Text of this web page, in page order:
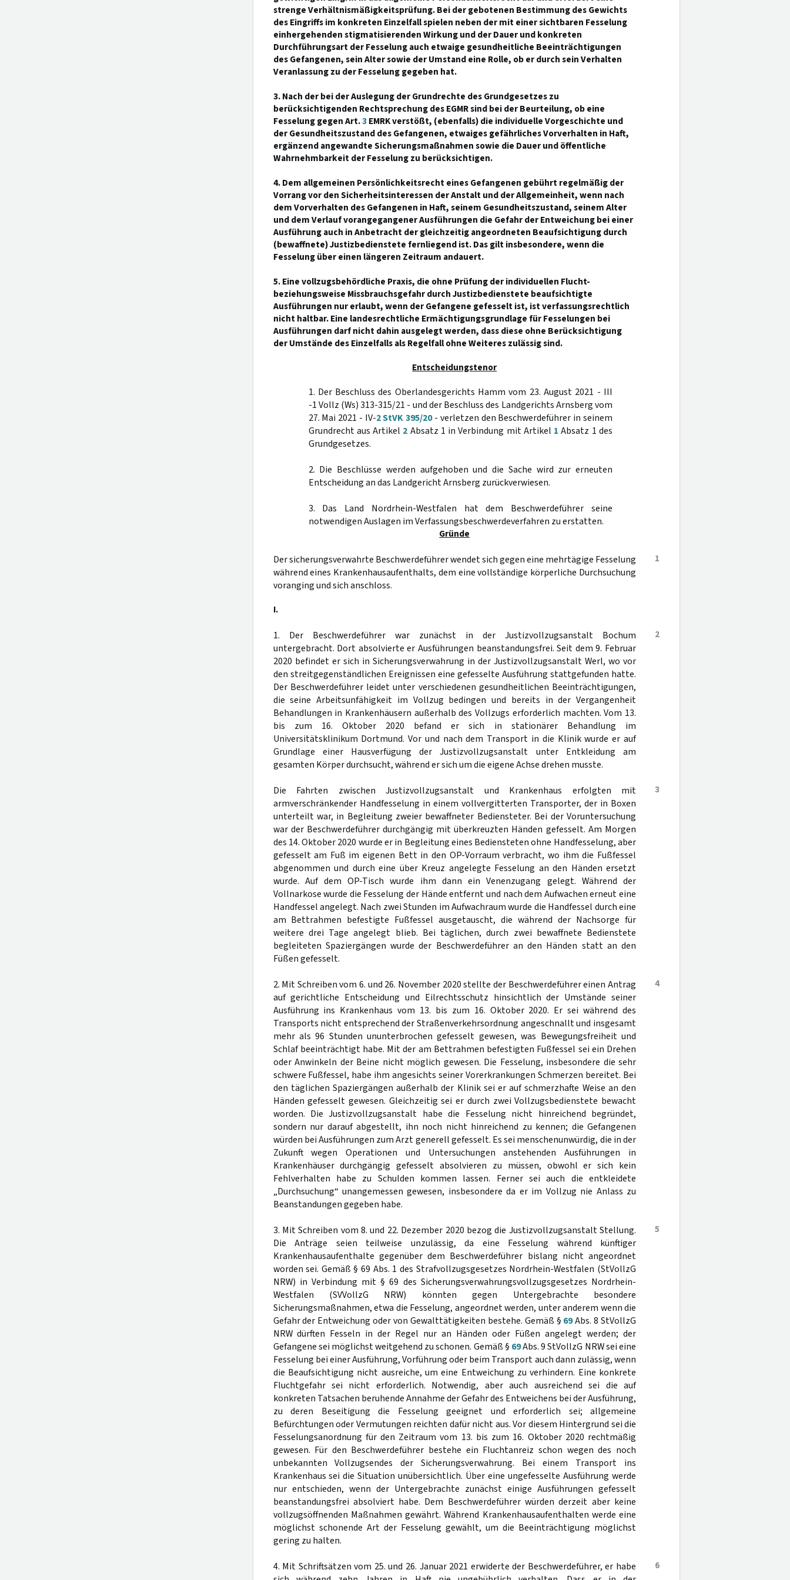
strenge Verhältnismäßigkeitsprüfung. Bei der gebotenen Bestimmung des Gewichts
des Eingriffs im konkreten Einzelfall spielen neben der mit einer sichtbaren Fesselung
einhergehenden stigmatisierenden Wirkung und der Dauer und konkreten
Durchführungsart der Fesselung auch etwaige gesundheitliche Beeinträchtigungen
des Gefangenen, sein Alter sowie der Umstand eine Rolle, ob er durch sein Verhalten
Veranlassung zu der Fesselung gegeben hat.
3. Nach der bei der Auslegung der Grundrechte des Grundgesetzes zu
berücksichtigenden Rechtsprechung des EGMR sind bei der Beurteilung, ob eine
Fesselung gegen Art.3EMRK verstößt, (ebenfalls) die individuelle Vorgeschichte und
der Gesundheitszustand des Gefangenen, etwaiges gefährliches Vorverhalten in Haft,
ergänzend angewandte Sicherungsmaßnahmen sowie die Dauer und öffentliche
Wahrnehmbarkeit der Fesselung zu berücksichtigen.
4. Dem allgemeinen Persönlichkeitsrecht eines Gefangenen gebührt regelmäßig der
Vorrang vor den Sicherheitsinteressen der Anstalt und der Allgemeinheit, wenn nach
dem Vorverhalten des Gefangenen in Haft, seinem Gesundheitszustand, seinem Alter
und dem Verlauf vorangegangener Ausführungen die Gefahr der Entweichung bei einer
Ausführung auch in Anbetracht der gleichzeitig angeordneten Beaufsichtigung durch
(bewaffnete) Justizbedienstete fernliegend ist. Das gilt insbesondere, wenn die
Fesselung über einen längeren Zeitraum andauert.
5. Eine vollzugsbehördliche Praxis, die ohne Prüfung der individuellen Flucht-
beziehungsweise Missbrauchsgefahr durch Justizbedienstete beaufsichtigte
Ausführungen nur erlaubt, wenn der Gefangene gefesselt ist, ist verfassungsrechtlich
nicht haltbar. Eine landesrechtliche Ermächtigungsgrundlage für Fesselungen bei
Ausführungen darf nicht dahin ausgelegt werden, dass diese ohne Berücksichtigung
der Umstände des Einzelfalls als Regelfall ohne Weiteres zulässig sind.
Entscheidungstenor
1. Der Beschluss des Oberlandesgerichts Hamm vom 23. August 2021 - III
-1 Vollz (Ws) 313-315/21 - und der Beschluss des Landgerichts Arnsberg vom
27. Mai 2021 - IV-2 StVK 395/20- verletzen den Beschwerdeführer in seinem
Grundrecht aus Artikel 2 Absatz 1 in Verbindung mit Artikel 1 Absatz 1 des
Grundgesetzes.
2. Die Beschlüsse werden aufgehoben und die Sache wird zur erneuten
Entscheidung an das Landgericht Arnsberg zurückverwiesen.
3. Das Land Nordrhein-Westfalen hat dem Beschwerdeführer seine
notwendigen Auslagen im Verfassungsbeschwerdeverfahren zu erstatten.
Gründe
1
Der sicherungsverwahrte Beschwerdeführer wendet sich gegen eine mehrtägige Fesselung
während eines Krankenhausaufenthalts, dem eine vollständige körperliche Durchsuchung
voranging und sich anschloss.
I.
2
1. Der Beschwerdeführer war zunächst in der Justizvollzugsanstalt Bochum
untergebracht. Dort absolvierte er Ausführungen beanstandungsfrei. Seit dem 9. Februar
2020 befindet er sich in Sicherungsverwahrung in der Justizvollzugsanstalt Werl, wo vor
den streitgegenständlichen Ereignissen eine gefesselte Ausführung stattgefunden hatte.
Der Beschwerdeführer leidet unter verschiedenen gesundheitlichen Beeinträchtigungen,
die seine Arbeitsunfähigkeit im Vollzug bedingen und bereits in der Vergangenheit
Behandlungen in Krankenhäusern außerhalb des Vollzugs erforderlich machten. Vom 13.
bis zum 16. Oktober 2020 befand er sich in stationärer Behandlung im
Universitätsklinikum Dortmund. Vor und nach dem Transport in die Klinik wurde er auf
Grundlage einer Hausverfügung der Justizvollzugsanstalt unter Entkleidung am
gesamten Körper durchsucht, während er sich um die eigene Achse drehen musste.
3
Die Fahrten zwischen Justizvollzugsanstalt und Krankenhaus erfolgten mit
armverschränkender Handfesselung in einem vollvergitterten Transporter, der in Boxen
unterteilt war, in Begleitung zweier bewaffneter Bediensteter. Bei der Voruntersuchung
war der Beschwerdeführer durchgängig mit überkreuzten Händen gefesselt. Am Morgen
des 14. Oktober 2020 wurde er in Begleitung eines Bediensteten ohne Handfesselung, aber
gefesselt am Fuß im eigenen Bett in den OP-Vorraum verbracht, wo ihm die Fußfessel
abgenommen und durch eine über Kreuz angelegte Fesselung an den Händen ersetzt
wurde. Auf dem OP-Tisch wurde ihm dann ein Venenzugang gelegt. Während der
Vollnarkose wurde die Fesselung der Hände entfernt und nach dem Aufwachen erneut eine
Handfessel angelegt. Nach zwei Stunden im Aufwachraum wurde die Handfessel durch eine
am Bettrahmen befestigte Fußfessel ausgetauscht, die während der Nachsorge für
weitere drei Tage angelegt blieb. Bei täglichen, durch zwei bewaffnete Bedienstete
begleiteten Spaziergängen wurde der Beschwerdeführer an den Händen statt an den
Füßen gefesselt.
4
2. Mit Schreiben vom 6. und 26. November 2020 stellte der Beschwerdeführer einen Antrag
auf gerichtliche Entscheidung und Eilrechtsschutz hinsichtlich der Umstände seiner
Ausführung ins Krankenhaus vom 13. bis zum 16. Oktober 2020. Er sei während des
Transports nicht entsprechend der Straßenverkehrsordnung angeschnallt und insgesamt
mehr als 96 Stunden ununterbrochen gefesselt gewesen, was Bewegungsfreiheit und
Schlaf beeinträchtigt habe. Mit der am Bettrahmen befestigten Fußfessel sei ein Drehen
oder Anwinkeln der Beine nicht möglich gewesen. Die Fesselung, insbesondere die sehr
schwere Fußfessel, habe ihm angesichts seiner Vorerkrankungen Schmerzen bereitet. Bei
den täglichen Spaziergängen außerhalb der Klinik sei er auf schmerzhafte Weise an den
Händen gefesselt gewesen. Gleichzeitig sei er durch zwei Vollzugsbedienstete bewacht
worden. Die Justizvollzugsanstalt habe die Fesselung nicht hinreichend begründet,
sondern nur darauf abgestellt, ihn noch nicht hinreichend zu kennen; die Gefangenen
würden bei Ausführungen zum Arzt generell gefesselt. Es sei menschenunwürdig, die in der
Zukunft wegen Operationen und Untersuchungen anstehenden Ausführungen in
Krankenhäuser durchgängig gefesselt absolvieren zu müssen, obwohl er sich kein
Fehlverhalten habe zu Schulden kommen lassen. Ferner sei auch die entkleidete
„Durchsuchung“ unangemessen gewesen, insbesondere da er im Vollzug nie Anlass zu
Beanstandungen gegeben habe.
5
3. Mit Schreiben vom 8. und 22. Dezember 2020 bezog die Justizvollzugsanstalt Stellung.
Die Anträge seien teilweise unzulässig, da eine Fesselung während künftiger
Krankenhausaufenthalte gegenüber dem Beschwerdeführer bislang nicht angeordnet
worden sei. Gemäß § 69 Abs. 1 des Strafvollzugsgesetzes Nordrhein-Westfalen (StVollzG
NRW) in Verbindung mit § 69 des Sicherungsverwahrungsvollzugsgesetzes Nordrhein-
Westfalen (SVVollzG NRW) könnten gegen Untergebrachte besondere
Sicherungsmaßnahmen, etwa die Fesselung, angeordnet werden, unter anderem wenn die
Gefahr der Entweichung oder von Gewalttätigkeiten bestehe. Gemäß § 69Abs. 8 StVollzG
NRW dürften Fesseln in der Regel nur an Händen oder Füßen angelegt werden; der
Gefangene sei möglichst weitgehend zu schonen. Gemäß § 69Abs. 9 StVollzG NRW sei eine
Fesselung bei einer Ausführung, Vorführung oder beim Transport auch dann zulässig, wenn
die Beaufsichtigung nicht ausreiche, um eine Entweichung zu verhindern. Eine konkrete
Fluchtgefahr sei nicht erforderlich. Notwendig, aber auch ausreichend sei die auf
konkreten Tatsachen beruhende Annahme der Gefahr des Entweichens bei der Ausführung,
zu deren Beseitigung die Fesselung geeignet und erforderlich sei; allgemeine
Befürchtungen oder Vermutungen reichten dafür nicht aus. Vor diesem Hintergrund sei die
Fesselungsanordnung für den Zeitraum vom 13. bis zum 16. Oktober 2020 rechtmäßig
gewesen. Für den Beschwerdeführer bestehe ein Fluchtanreiz schon wegen des noch
unbekannten Vollzugsendes der Sicherungsverwahrung. Bei einem Transport ins
Krankenhaus sei die Situation unübersichtlich. Über eine ungefesselte Ausführung werde
nur entschieden, wenn der Untergebrachte zunächst einige Ausführungen gefesselt
beanstandungsfrei absolviert habe. Dem Beschwerdeführer würden derzeit aber keine
vollzugsöffnenden Maßnahmen gewährt. Während Krankenhausaufenthalten werde eine
möglichst schonende Art der Fesselung gewählt, um die Beeinträchtigung möglichst
gering zu halten.
6
4. Mit Schriftsätzen vom 25. und 26. Januar 2021 erwiderte der Beschwerdeführer, er habe